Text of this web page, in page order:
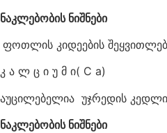
ნაკლებობის ნიშნები
ფოთლის კიდეების
კ ა ლ ც ი უ მ ი( C a)
აუცილებელია უჯრედის
ნაკლებობის ნიშნები